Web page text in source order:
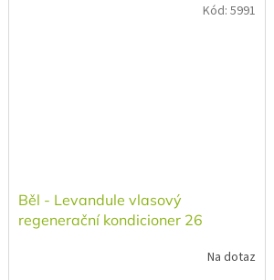
Běl - Levandule vlasový
regenerační kondicioner 26
Na dotaz
Kód: 5991